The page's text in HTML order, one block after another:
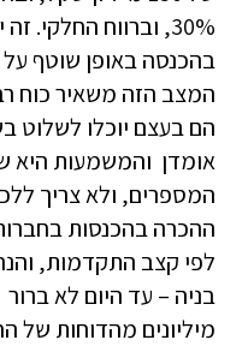
30%, וברווח
בהכנסה באופן שוטף
המצב הזה משאיר כוח
הם בעצם יוכלו לשלוט
אומדן והמשמעות היא
המספרים, ולא צריך
ההכרה בהכנסות
לפי קצב התקדמות,
בניה – עד היום לא
מיליונים מהדוחות של